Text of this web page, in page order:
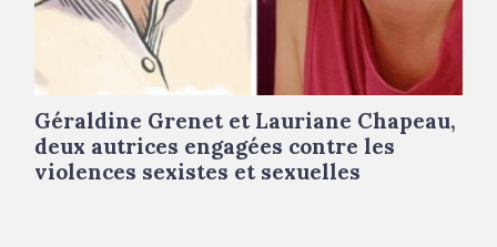
Géraldine Grenet et Lauriane Chapeau,
deux autrices engagées contre les
violences sexistes et sexuelles